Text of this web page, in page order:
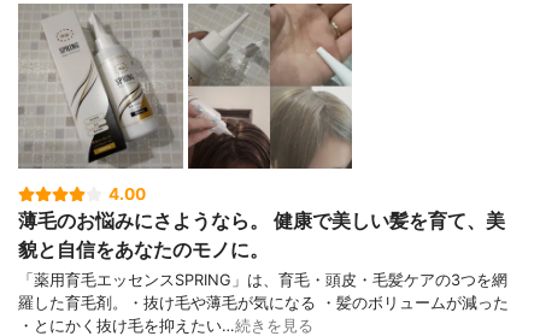
4.00
薄毛のお悩みにさようなら。 健康で美しい髪を育て、美
貌と自信をあなたのモノに。
「薬用育毛エッセンスSPRING」は、育毛・頭皮・毛髪ケアの3つを網
羅した育毛剤。・抜け毛や薄毛が気になる ・髪のボリュームが減った
・とにかく抜け毛を抑えたい…続きを見る